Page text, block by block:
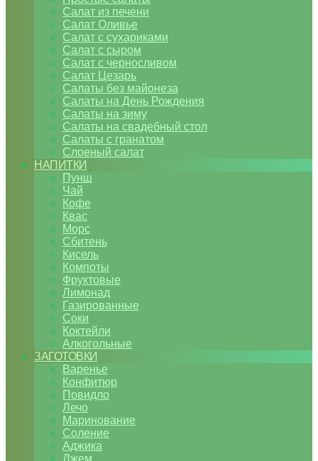
Салат из печени
Салат Оливье
Салат с сухариками
Салат с сыром
Салат с черносливом
Салат Цезарь
Салаты без майонеза
Салаты на День Рождения
Салаты на зиму
Салаты на свадебный стол
Салаты с гранатом
Слоеный салат
НАПИТКИ
Пунш
Чай
Кофе
Квас
Морс
Сбитень
Кисель
Компоты
Фруктовые
Лимонад
Газированные
Соки
Коктейли
Алкогольные
ЗАГОТОВКИ
Варенье
Конфитюр
Повидло
Лечо
Маринование
Соление
Аджика
Джем